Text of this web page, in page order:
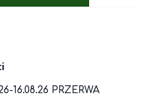
16.08.26 PRZERWA